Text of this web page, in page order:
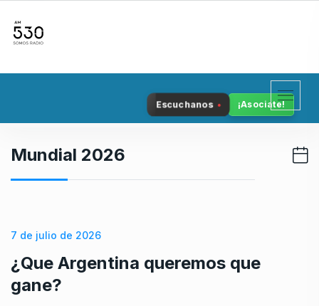
Escuchanos ¡Asociate!
Mundial 2026
7 de julio de 2026
¿Que Argentina queremos que
gane?